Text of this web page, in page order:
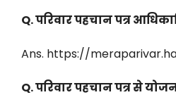
Q. परिवार पहचान पत्र
Ans. https://
Q. परिवार पहचान पत्र से